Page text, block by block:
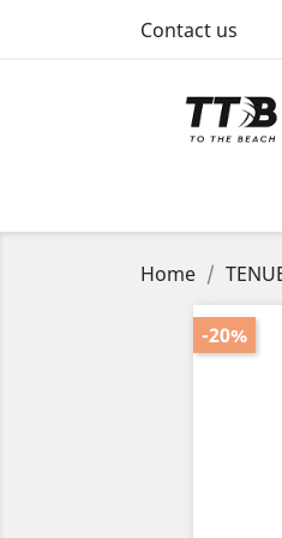
Contact us
Home
-20%